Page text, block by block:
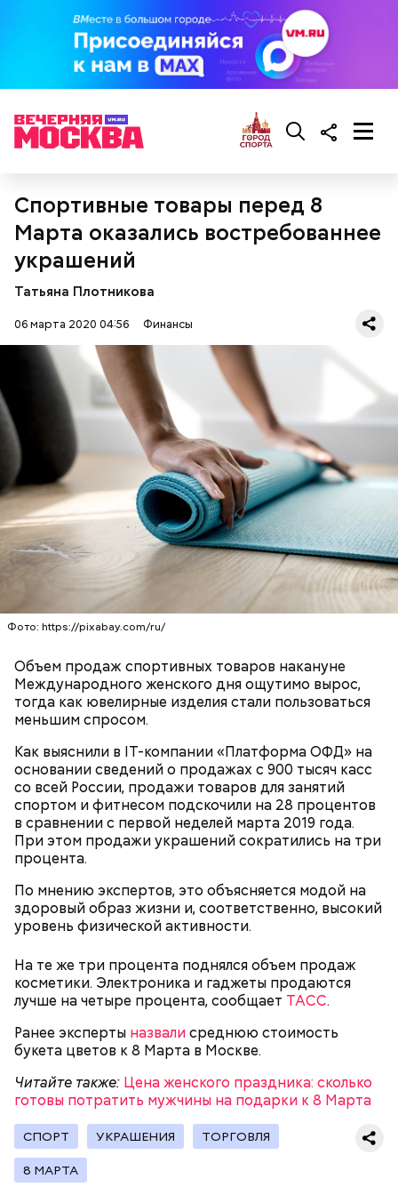
Спортивные товары перед 8
Марта оказались востребованнее
украшений
Татьяна Плотникова
06 марта 2020 04:56 Финансы
Фото: https://pixabay.com/ru/
Объем продаж спортивных товаров накануне
Международного женского дня ощутимо вырос,
тогда как ювелирные изделия стали пользоваться
меньшим спросом.
Как выяснили в IT-компании «Платформа ОФД» на
основании сведений о продажах с 900 тысяч касс
со всей России, продажи товаров для занятий
спортом и фитнесом подскочили на 28 процентов
в сравнении с первой неделей марта 2019 года.
При этом продажи украшений сократились на три
процента.
По мнению экспертов, это объясняется модой на
здоровый образ жизни и, соответственно, высокий
уровень физической активности.
На те же три процента поднялся объем продаж
косметики. Электроника и гаджеты продаются
лучше на четыре процента, сообщает ТАСС.
Ранее эксперты назвалисреднюю стоимость
букета цветов к 8 Марта в Москве.
Читайте также: Цена женского праздника: сколько
готовы потратить мужчины на подарки к 8 Марта
СПОРТ УКРАШЕНИЯ ТОРГОВЛЯ
8 МАРТА
Ранее министр финансов России Антон Силуанов
назвал«отмирающие» в стране профессии.
Читайте также:Работа мечты: названы самые
высокооплачиваемые профессии на фрилансе
Читайте также:«Мы все беззащитны»: за что в
Британии задержали Тинькова и что ему грозит